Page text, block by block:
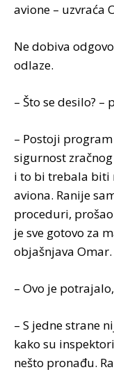
avione – uzvraća
Ne dobiva
odlaze.
– Što se desilo? –
– Postoji
sigurnost
i to bi trebala biti
aviona. Ranije
proceduri,
je sve gotovo za
objašnjava Omar.
– Ovo je
– S jedne strane
kako su
nešto pronađu.